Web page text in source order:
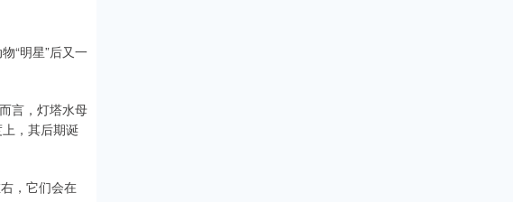
“明星”后又一
言，灯塔水母
，其后期诞
，它们会在